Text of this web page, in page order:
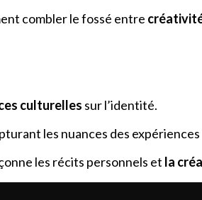
combler le fossé entre
culturelles sur l’identité.
les nuances des
les récits personnels et la